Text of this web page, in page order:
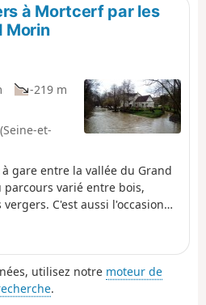
à Mortcerf par les
Morin
-219 m
et-
gare entre la vallée du Grand
parcours varié entre bois,
C'est aussi l'occasion
utilisez notre moteur de
.